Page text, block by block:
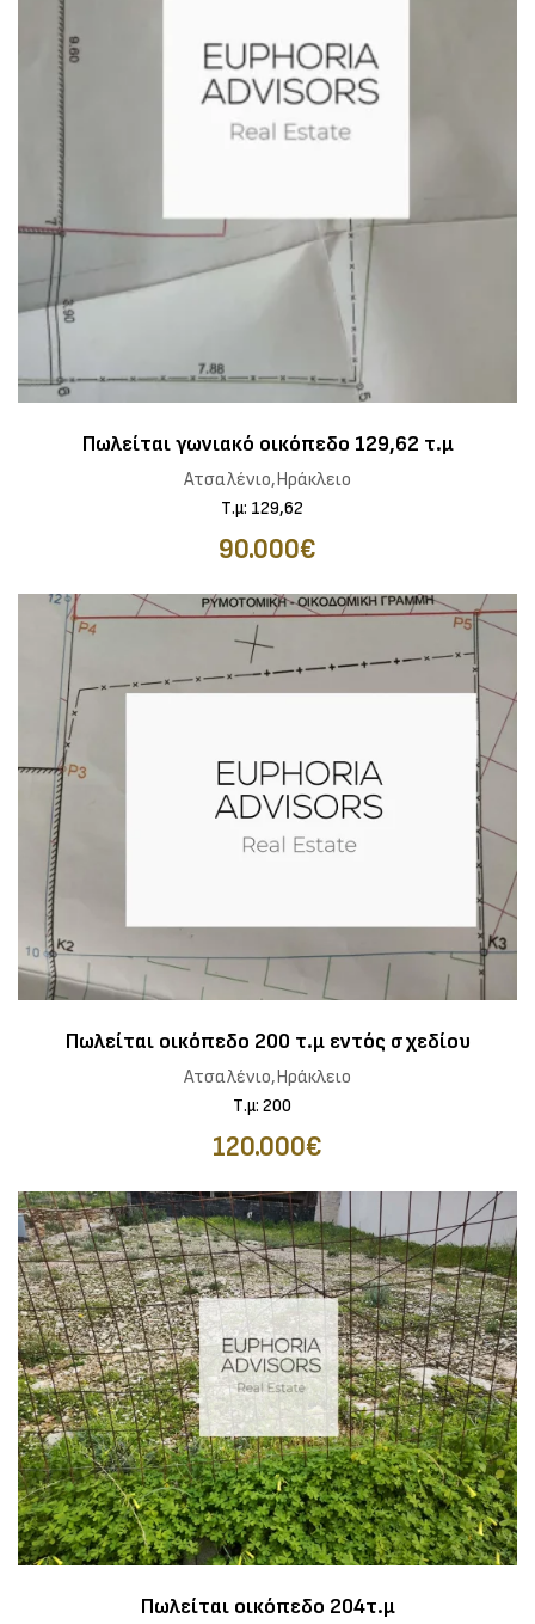
Πωλείται γωνιακό οικόπεδο 129,62 τ.μ
Ατσαλένιο,Ηράκλειο
Τ.μ: 129,62
90.000€
Πωλείται οικόπεδο 200 τ.μ εντός σχεδίου
Ατσαλένιο,Ηράκλειο
Τ.μ: 200
120.000€
Πωλείται οικόπεδο 204τ.μ